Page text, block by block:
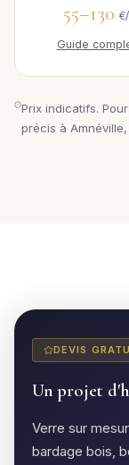
55–130
Guide
Prix indicatifs.
précis à
DEVIS
Un projet
Verre sur
bardage bois,